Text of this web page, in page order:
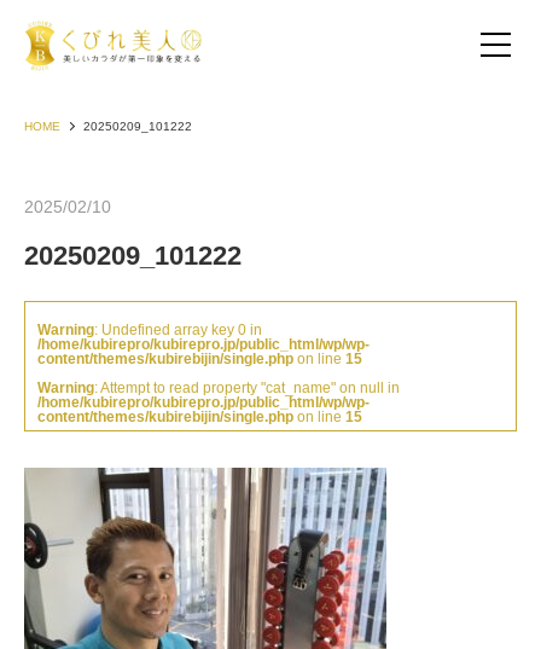
お客様の声（30代以下）
お客様の声（40代）
お客様の声（50代以上）
お客様の声（男性）
HOME 20250209_101222
2025/02/10
20250209_101222
Warning: Undefined array key 0 in
/home/kubirepro/kubirepro.jp/public_html/wp/wp-
content/themes/kubirebijin/single.php on line 15
Warning: Attempt to read property "cat_name" on null in
/home/kubirepro/kubirepro.jp/public_html/wp/wp-
content/themes/kubirebijin/single.php on line 15